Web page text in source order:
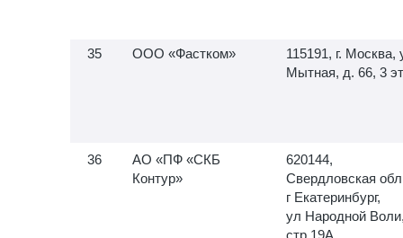
ООО «Фастком»
115191, г. Москва,
Мытная, д. 66, 3
АО «ПФ «СКБ
Контур»
620144,
Свердловская
г Екатеринбург,
ул Народной
стр 19А